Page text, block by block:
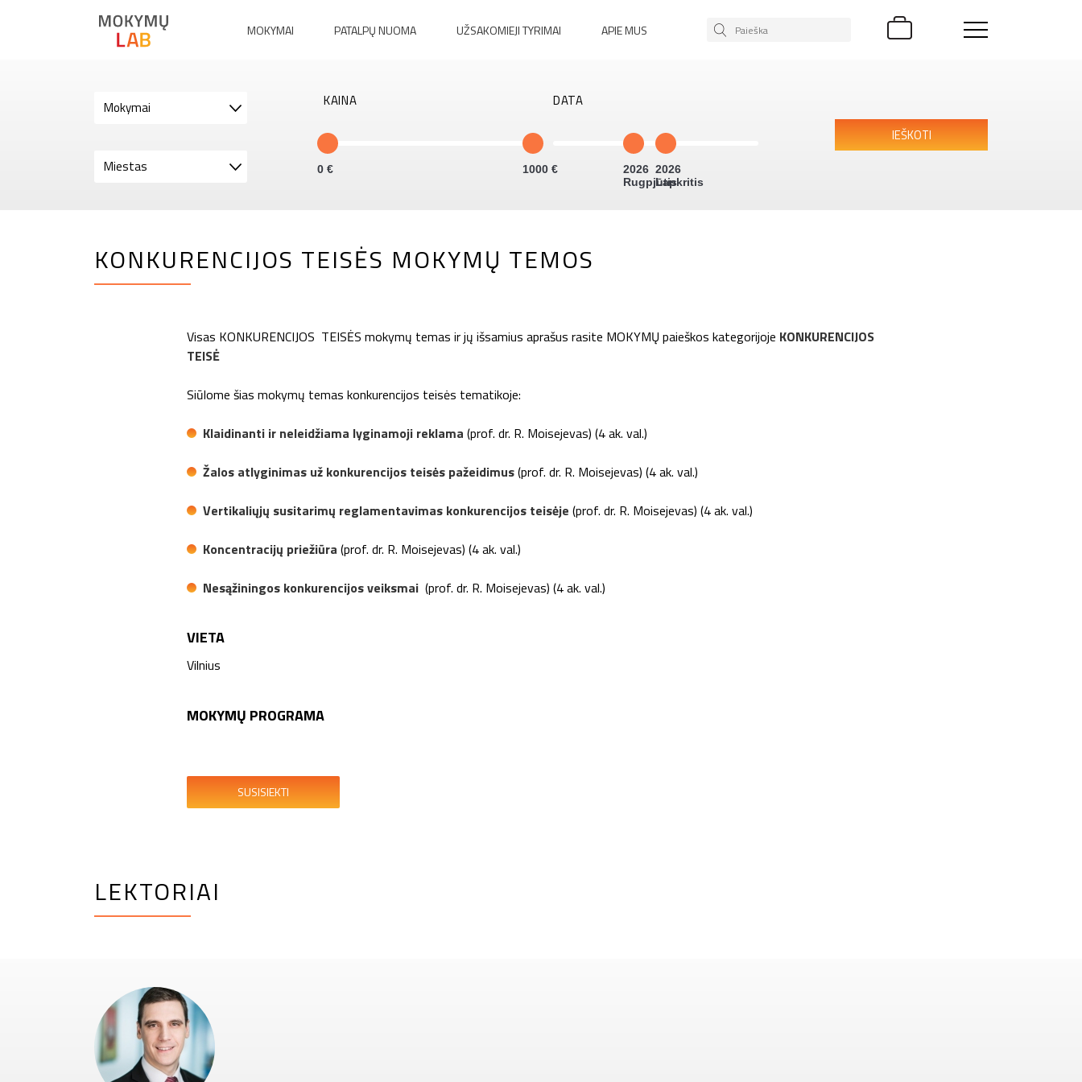
MOKYMAI PATALPŲ NUOMA UŽSAKOMIEJI TYRIMAI APIE MUS
Mokymai
Miestas
KAINA
0 1000
DATA
2026
Rugpjūtis
2026
Lapkritis
IEŠKOTI
KONKURENCIJOS TEISĖS MOKYMŲ TEMOS
Visas KONKURENCIJOS TEISĖS mokymų temas ir jų išsamius aprašus rasite MOKYMŲ paieškos kategorijoje KONKURENCIJOS
TEISĖ
Siūlome šias mokymų temas konkurencijos teisės tematikoje:
Klaidinanti ir neleidžiama lyginamoji reklama (prof. dr. R. Moisejevas) (4 ak. val.)
Žalos atlyginimas už konkurencijos teisės pažeidimus(prof. dr. R. Moisejevas) (4 ak. val.)
Vertikaliųjų susitarimų reglamentavimas konkurencijos teisėje (prof. dr. R. Moisejevas) (4 ak. val.)
Koncentracijų priežiūra (prof. dr. R. Moisejevas) (4 ak. val.)
Nesąžiningos konkurencijos veiksmai (prof. dr. R. Moisejevas) (4 ak. val.)
VIETA
Vilnius
MOKYMŲ PROGRAMA
SUSISIEKTI
LEKTORIAI